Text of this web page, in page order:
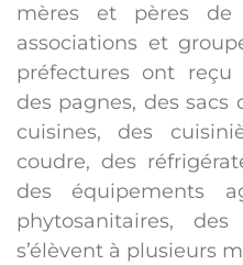
mères et pères
associations et
préfectures ont
des pagnes, des sacs
cuisines, des
coudre, des
des équipements
phytosanitaires,
s’élèvent à plusieurs